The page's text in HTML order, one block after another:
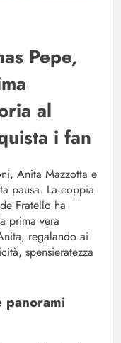
Pepe,
al
i fan
Anita Mazzotta e
pausa. La coppia
Fratello ha
prima vera
regalando ai
spensieratezza
panorami